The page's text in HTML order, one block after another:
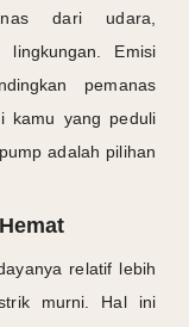
dari udara,
Emisi
pemanas
kamu yang peduli
adalah pilihan
relatif lebih
murni. Hal ini